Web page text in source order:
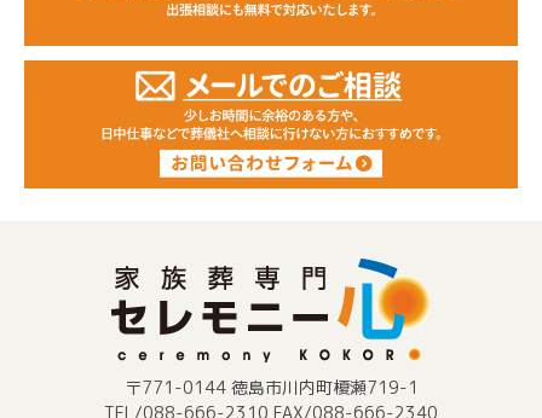
〒771-0144 徳島市川内町榎瀬719-1
TEL/088-666-2310 FAX/088-666-2340